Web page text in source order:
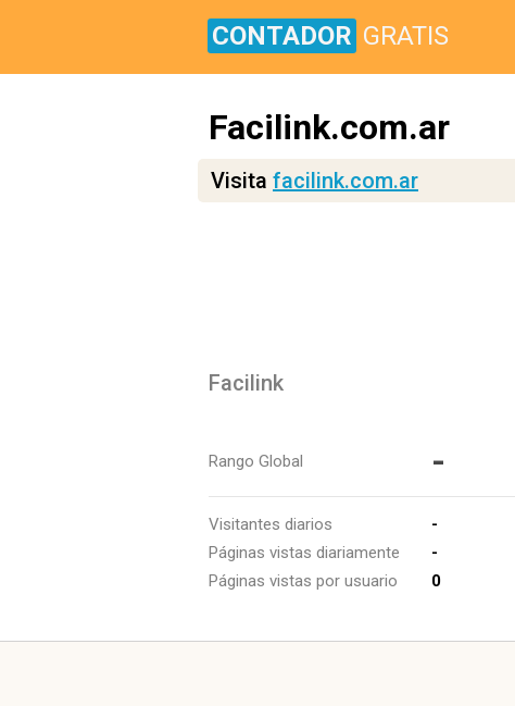
CONTADOR GRATIS
Facilink.com.ar
Visita facilink.com.ar
Facilink
Rango Global -
Visitantes diarios
-
Páginas vistas diariamente
-
Páginas vistas por usuario
0